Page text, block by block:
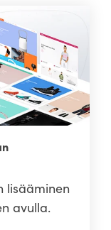
lisääminen
avulla.